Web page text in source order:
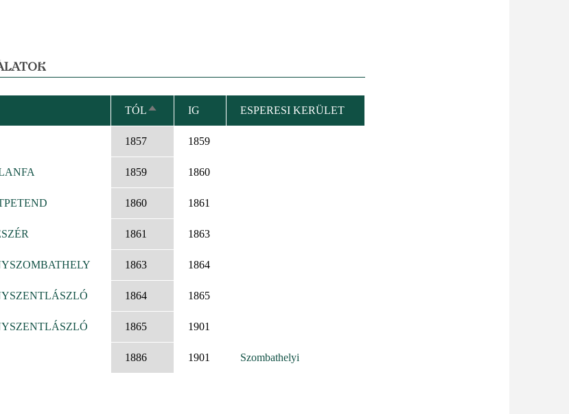
TÓLCSÖKKENŐ
RENDEZÉS
IG ESPERESI KERÜLET
1857 1859
1859 1860
1860 1861
1861 1863
1863 1864
1864 1865
1865 1901
1886 1901 Szombathelyi